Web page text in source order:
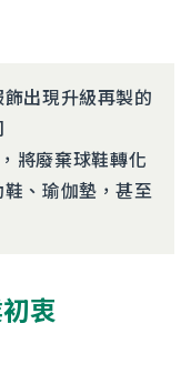
出現升級再製的
將廢棄球鞋轉化
、瑜伽墊，甚至
衷